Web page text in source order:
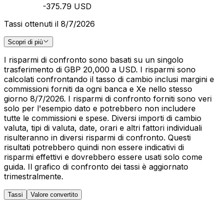
-375.79 USD
Tassi ottenuti il 8/7/2026
Scopri di più
I risparmi di confronto sono basati su un singolo
trasferimento di GBP 20,000 a USD. I risparmi sono
calcolati confrontando il tasso di cambio inclusi margini e
commissioni forniti da ogni banca e Xe nello stesso
giorno 8/7/2026. I risparmi di confronto forniti sono veri
solo per l'esempio dato e potrebbero non includere
tutte le commissioni e spese. Diversi importi di cambio
valuta, tipi di valuta, date, orari e altri fattori individuali
risulteranno in diversi risparmi di confronto. Questi
risultati potrebbero quindi non essere indicativi di
risparmi effettivi e dovrebbero essere usati solo come
guida. Il grafico di confronto dei tassi è aggiornato
trimestralmente.
Tassi Valore convertito